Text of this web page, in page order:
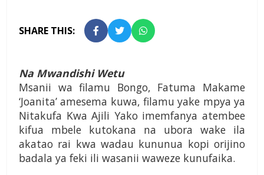
SHARE THIS:
Na Mwandishi Wetu
Msanii wa filamu Bongo, Fatuma Makame
‘Joanita’ amesema kuwa, filamu yake mpya ya
Nitakufa Kwa Ajili Yako imemfanya atembee
kifua mbele kutokana na ubora wake ila
akatao rai kwa wadau kununua kopi orijino
badala ya feki ili wasanii waweze kunufaika.